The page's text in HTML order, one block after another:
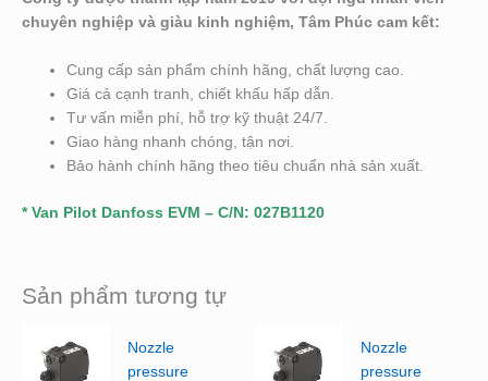
chuyên nghiệp và giàu kinh nghiệm, Tâm Phúc cam kết:
Cung cấp sản phẩm chính hãng, chất lượng cao.
Giá cả cạnh tranh, chiết khấu hấp dẫn.
Tư vấn miễn phí, hỗ trợ kỹ thuật 24/7.
Giao hàng nhanh chóng, tận nơi.
Bảo hành chính hãng theo tiêu chuẩn nhà sản xuất.
* Van Pilot Danfoss EVM – C/N: 027B1120
Sản phẩm tương tự
Nozzle
pressure
Nozzle
pressure